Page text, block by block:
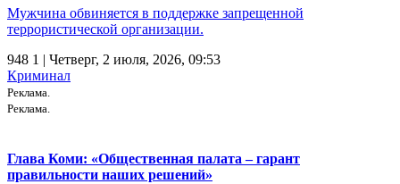
Мужчина обвиняется в поддержке запрещенной
террористической организации.
948 1 | Четверг, 2 июля, 2026, 09:53
Криминал
Реклама.
Реклама.
Глава Коми: «Общественная палата – гарант
правильности наших решений»